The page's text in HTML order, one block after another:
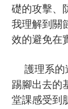
礎的攻擊、
我理解到關
效的避免在
護理系的
踢腳出去的
堂課感受到